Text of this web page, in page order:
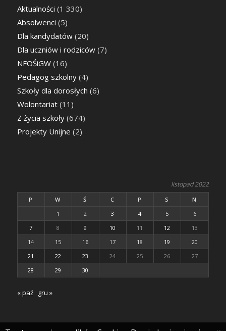
Aktualności (1 330)
Absolwenci (5)
Dla kandydatów(20)
Dla uczniów i rodziców(7)
NFOŚiGW(16)
Pedagog szkolny(4)
Szkoły dla dorosłych (6)
Wolontariat(11)
Z życia szkoły(674)
Projekty Unijne (2)
listopad 2022
P W Ś C P S
N
1
2 3 4 5
6
7
8 9 10 11 12
13
14
15 16 17 18 19
20
21
22 23 24 25 26
27
28
29 30
« paź gru »